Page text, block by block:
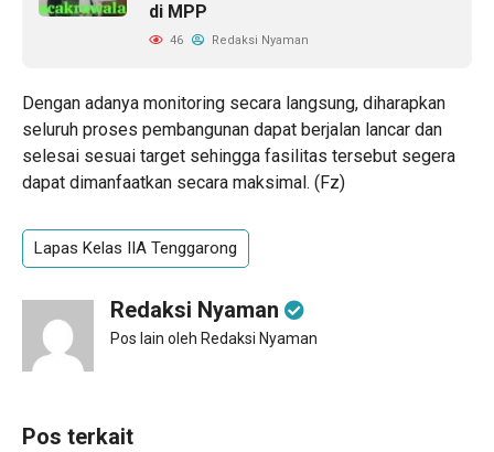
di MPP
46 Redaksi Nyaman
Dengan adanya monitoring secara langsung, diharapkan
seluruh proses pembangunan dapat berjalan lancar dan
selesai sesuai target sehingga fasilitas tersebut segera
dapat dimanfaatkan secara maksimal. (Fz)
Lapas Kelas IIA Tenggarong
Redaksi Nyaman
Pos lain oleh Redaksi Nyaman
Pos terkait